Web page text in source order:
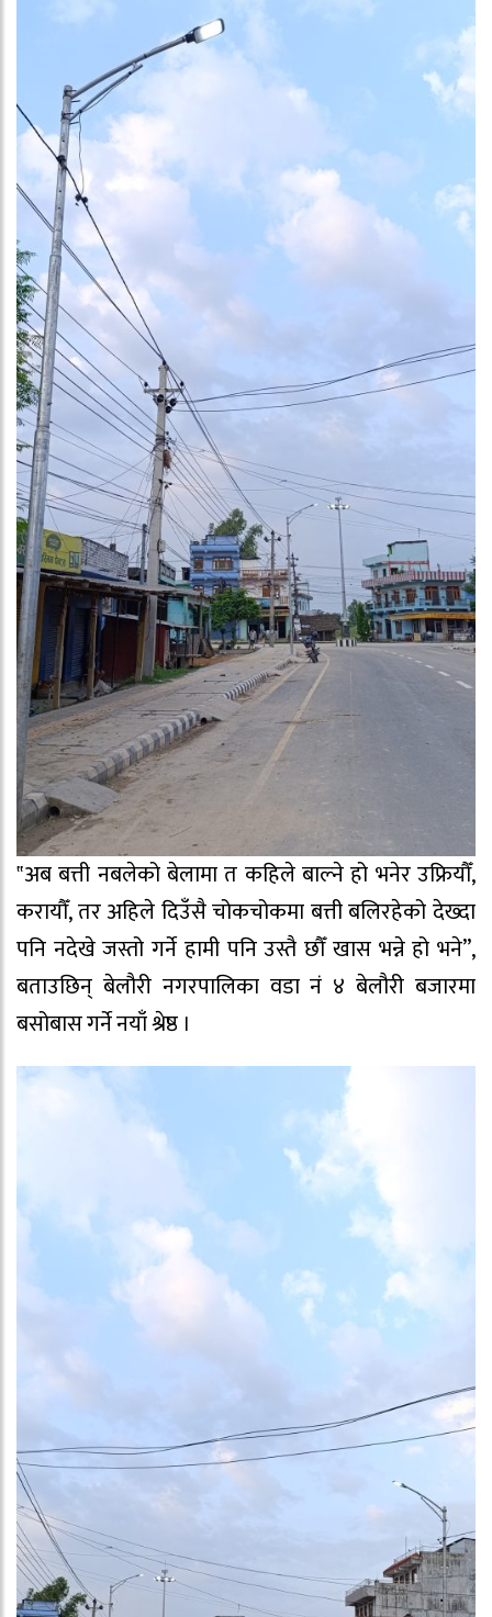
‟अब बत्ती नबलेको बेलामा त कहिले बाल्ने हो भनेर उफ्रियौँ,
करायौँ, तर अहिले दिउँसै चोकचोकमा बत्ती बलिरहेको देख्दा
पनि नदेखे जस्तो गर्ने हामी पनि उस्तै छौँ खास भन्ने हो भने”,
बताउछिन् बेलौरी नगरपालिका वडा नं ४ बेलौरी बजारमा
बसोबास गर्ने नयाँ श्रेष्ठ ।